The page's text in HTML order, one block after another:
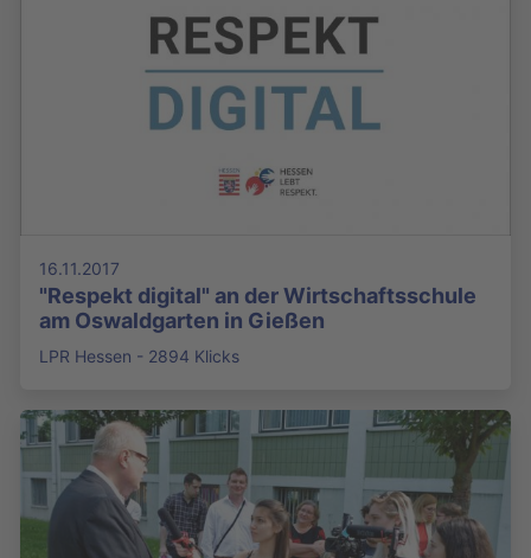
16.11.2017
"Respekt digital" an der Wirtschaftsschule
am Oswaldgarten in Gießen
LPR Hessen - 2894 Klicks